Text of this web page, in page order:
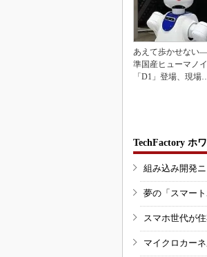
あえて歩かせな
準国産ヒューマノ
「D1」登場、現場
TechFactory ホ
組み込み開発
夢の「スマー
スマホ世代が
マイクロカー